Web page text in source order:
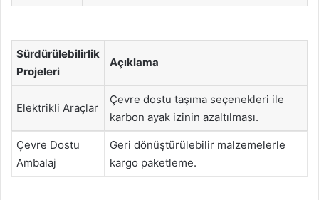
Sürdürülebilirlik
Projeleri
Açıklama
Elektrikli Araçlar
Çevre dostu taşıma seçenekleri ile
karbon ayak izinin azaltılması.
Çevre Dostu
Ambalaj
Geri dönüştürülebilir malzemelerle
kargo paketleme.